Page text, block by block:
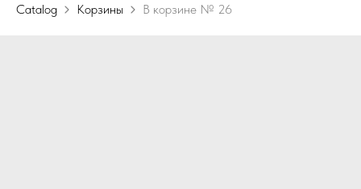
Catalog Корзины В корзине № 26